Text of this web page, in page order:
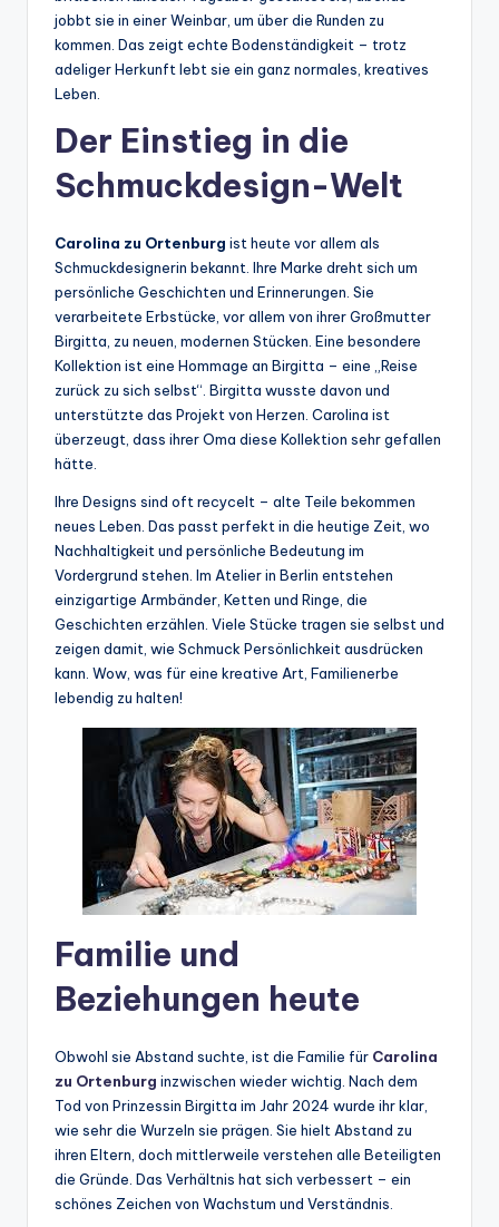
jobbt sie in einer Weinbar, um über die Runden zu
kommen. Das zeigt echte Bodenständigkeit – trotz
adeliger Herkunft lebt sie ein ganz normales, kreatives
Leben.
Der Einstieg in die
Schmuckdesign-Welt
Carolina zu Ortenburg ist heute vor allem als
Schmuckdesignerin bekannt. Ihre Marke dreht sich um
persönliche Geschichten und Erinnerungen. Sie
verarbeitete Erbstücke, vor allem von ihrer Großmutter
Birgitta, zu neuen, modernen Stücken. Eine besondere
Kollektion ist eine Hommage an Birgitta – eine „Reise
zurück zu sich selbst“. Birgitta wusste davon und
unterstützte das Projekt von Herzen. Carolina ist
überzeugt, dass ihrer Oma diese Kollektion sehr gefallen
hätte.
Ihre Designs sind oft recycelt – alte Teile bekommen
neues Leben. Das passt perfekt in die heutige Zeit, wo
Nachhaltigkeit und persönliche Bedeutung im
Vordergrund stehen. Im Atelier in Berlin entstehen
einzigartige Armbänder, Ketten und Ringe, die
Geschichten erzählen. Viele Stücke tragen sie selbst und
zeigen damit, wie Schmuck Persönlichkeit ausdrücken
kann. Wow, was für eine kreative Art, Familienerbe
lebendig zu halten!
Familie und
Beziehungen heute
Obwohl sie Abstand suchte, ist die Familie für Carolina
zu Ortenburg inzwischen wieder wichtig. Nach dem
Tod von Prinzessin Birgitta im Jahr 2024 wurde ihr klar,
wie sehr die Wurzeln sie prägen. Sie hielt Abstand zu
ihren Eltern, doch mittlerweile verstehen alle Beteiligten
die Gründe. Das Verhältnis hat sich verbessert – ein
schönes Zeichen von Wachstum und Verständnis.